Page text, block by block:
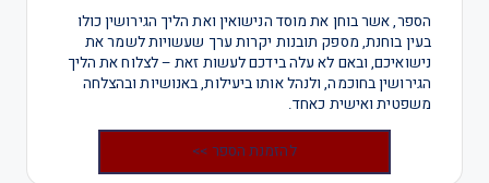
הספר, אשר בוחן את מוסד הנישואין ואת הליך הגירושין כולו
בעין בוחנת, מספק תובנות יקרות ערך שעשויות לשמר את
נישואיכם, ובאם לא עלה בידכם לעשות זאת – לצלוח את הליך
הגירושין בחוכמה, ולנהל אותו ביעילות, באנושיות ובהצלחה
משפטית ואישית כאחד.
להזמנת הספר >>